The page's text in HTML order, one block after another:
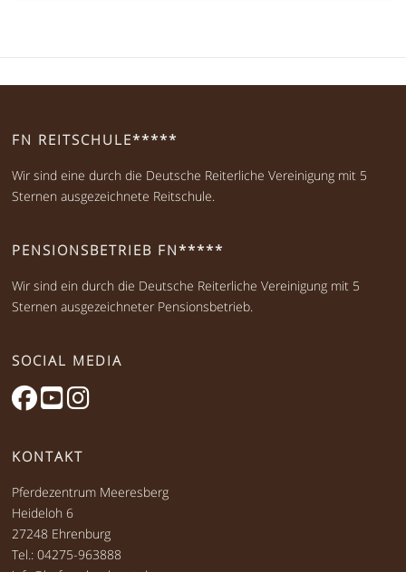
FN REITSCHULE*****
Wir sind eine durch die Deutsche Reiterliche Vereinigung mit 5
Sternen ausgezeichnete Reitschule.
PENSIONSBETRIEB FN*****
Wir sind ein durch die Deutsche Reiterliche Vereinigung mit 5
Sternen ausgezeichneter Pensionsbetrieb.
SOCIAL MEDIA
KONTAKT
Pferdezentrum Meeresberg
Heideloh 6
27248 Ehrenburg
Tel.: 04275-963888